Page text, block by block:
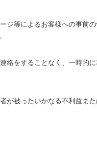
等によるお客様への事前
をすることなく、一時的
被ったいかなる不利益ま